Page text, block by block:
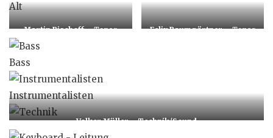
Alt
Martin Bischoff– Tenor Felix Baumgärtner– Tenor
Bass
Instrumentalisten
Volker Müller – Technik/Sound